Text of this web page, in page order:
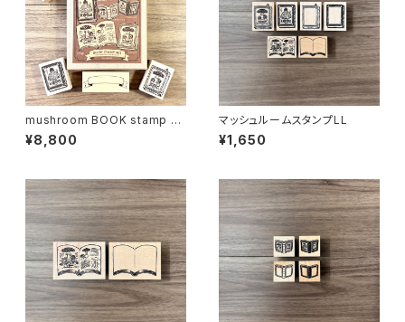
mushroom BOOK stamp se
t
¥8,800
マッシュルームスタンプLL
¥1,650